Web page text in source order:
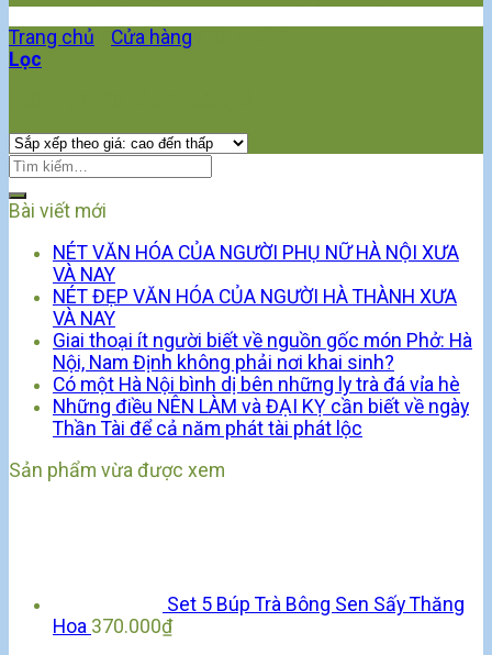
Trang chủ
Cửa hàng
Lọc
Bài viết mới
NÉT VĂN HÓA CỦA NGƯỜI PHỤ NỮ HÀ NỘI XƯA
VÀ NAY
NÉT ĐẸP VĂN HÓA CỦA NGƯỜI HÀ THÀNH XƯA
VÀ NAY
Giai thoại ít người biết về nguồn gốc món Phở: Hà
Nội, Nam Định không phải nơi khai sinh?
Có một Hà Nội bình dị bên những ly trà đá vỉa hè
Những điều NÊN LÀM và ĐẠI KỴ cần biết về ngày
Thần Tài để cả năm phát tài phát lộc
Sản phẩm vừa được xem
Set 5 Búp Trà Bông Sen Sấy Thăng
Hoa 370.000₫